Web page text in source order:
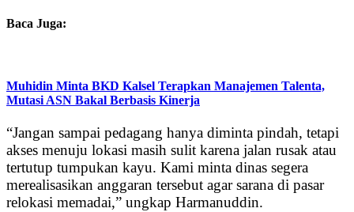
Baca Juga:
Muhidin Minta BKD Kalsel Terapkan Manajemen Talenta,
Mutasi ASN Bakal Berbasis Kinerja
“Jangan sampai pedagang hanya diminta pindah, tetapi
akses menuju lokasi masih sulit karena jalan rusak atau
tertutup tumpukan kayu. Kami minta dinas segera
merealisasikan anggaran tersebut agar sarana di pasar
relokasi memadai,” ungkap Harmanuddin.